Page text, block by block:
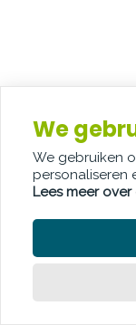
We
We gebruiken
personaliseren
Lees meer